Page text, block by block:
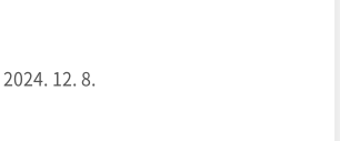
2024. 12. 8.